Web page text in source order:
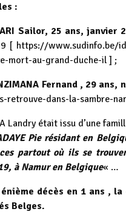
:
Sailor, 25 ans, janvier
[ https://www.sudinfo.be/
mort-au-grand-duche-il ] ;
Fernand , 29 ans,
retrouve-dans-la-sambre-
Landry était issu d’une
Pie résidant en
partout où ils se
à Namur en Belgique« …
décès en 1 ans ,
Belges.